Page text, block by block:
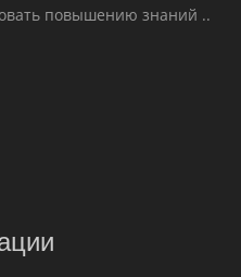
повышению знаний ..